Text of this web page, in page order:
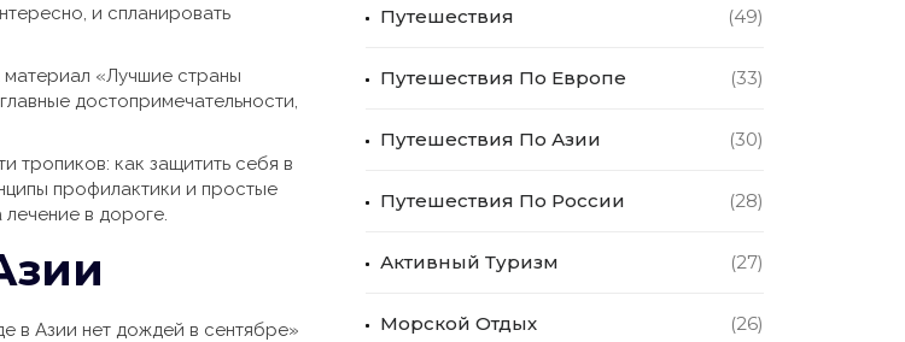
и спланировать
«Лучшие страны
достопримечательности,
тропиков: как защитить себя в
профилактики и простые
в дороге.
в Азии нет дождей в сентябре»
Путешествия (49)
Путешествия По Европе (33)
Путешествия По Азии (30)
Путешествия По России (28)
Активный Туризм (27)
Морской Отдых (26)